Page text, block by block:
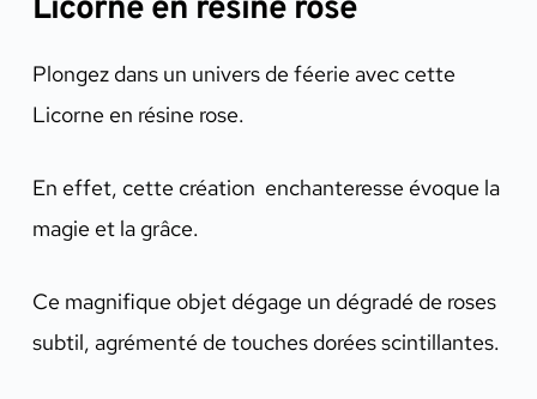
Licorne en résine rose
Plongez dans un univers de féerie avec cette
Licorne en résine rose.
En effet, cette création enchanteresse évoque la
magie et la grâce.
Ce magnifique objet dégage un dégradé de roses
subtil, agrémenté de touches dorées scintillantes.